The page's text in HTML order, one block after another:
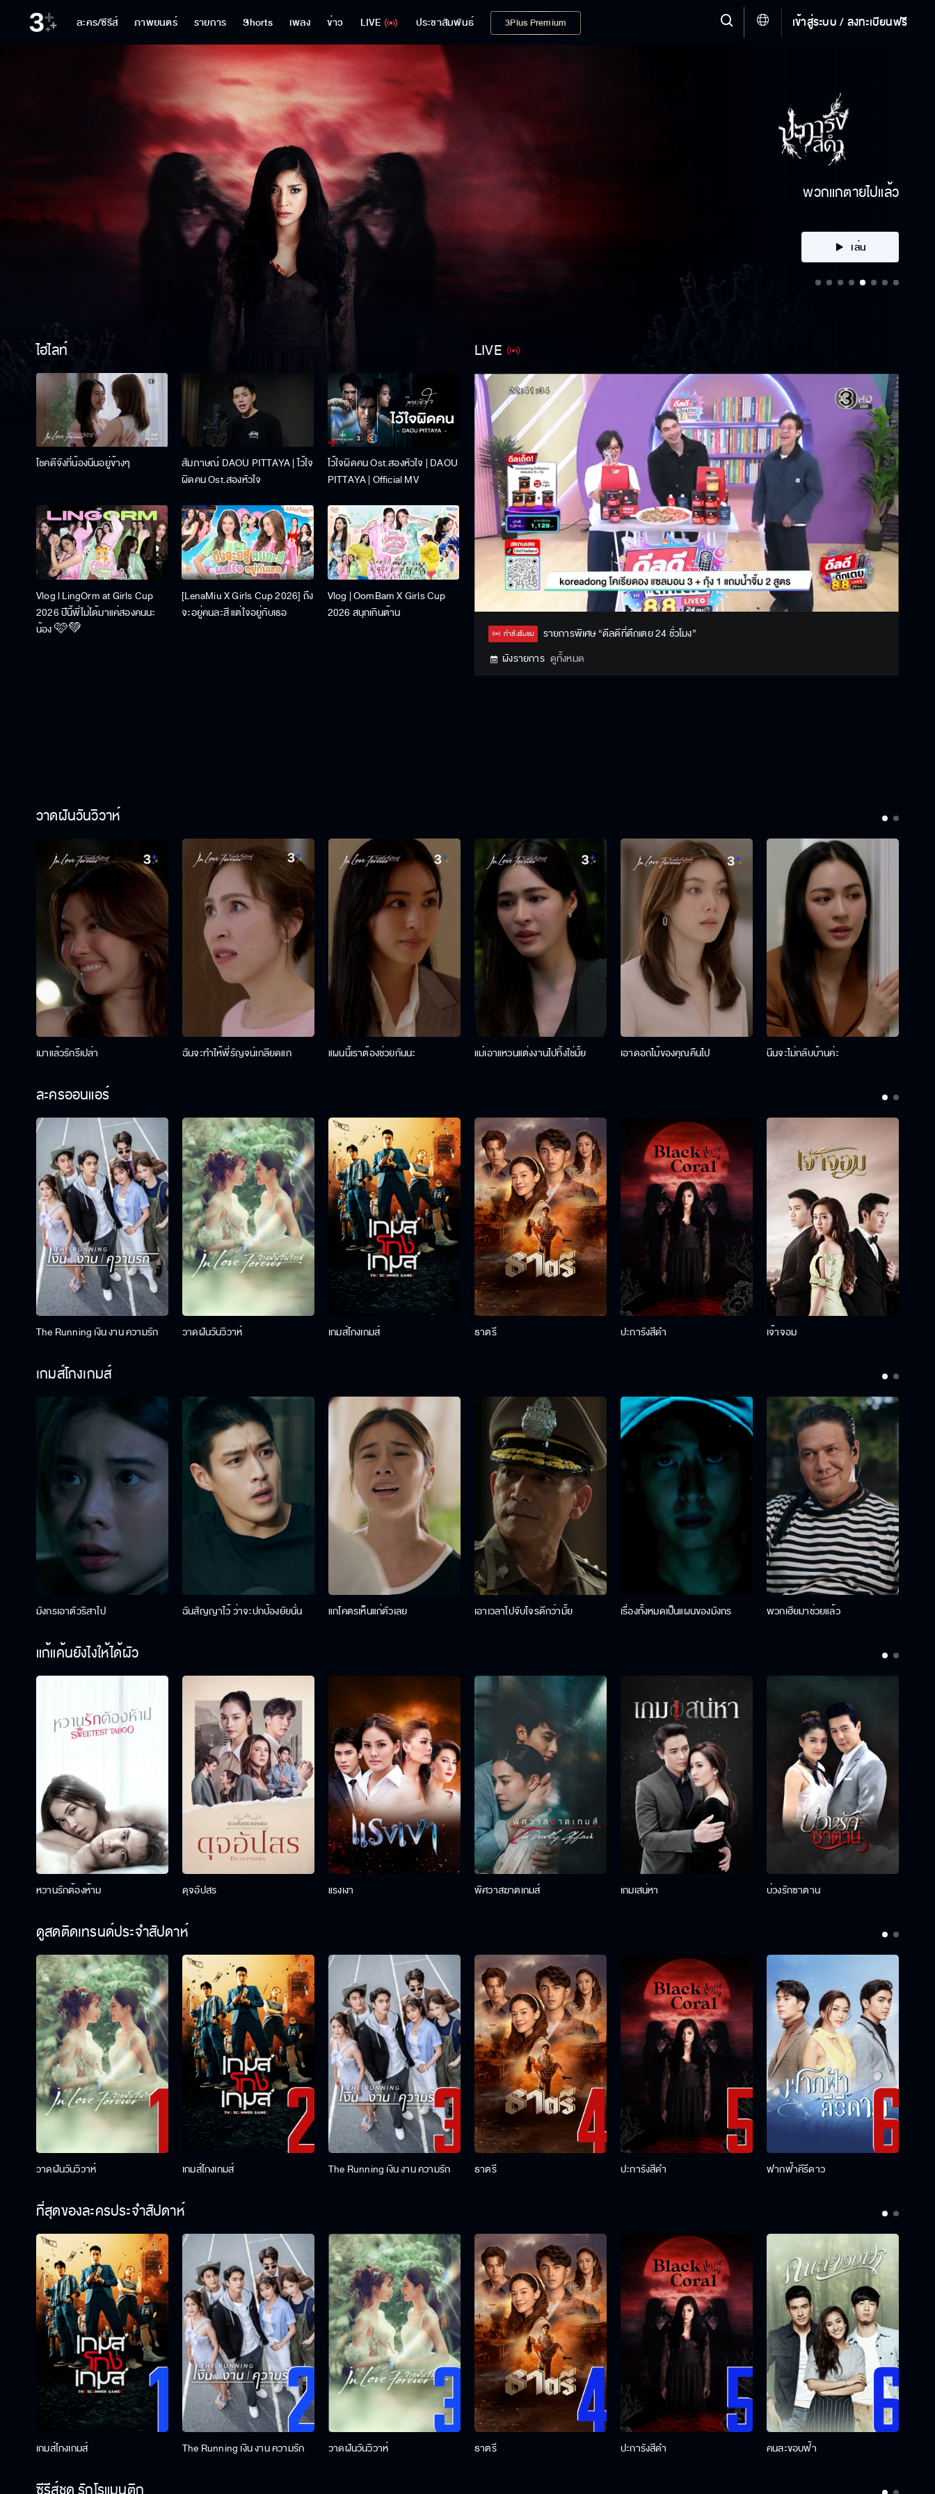
ละคร/ซีรีส์ ภาพยนตร์ รายการ Shorts เพลง ข่าว LIVE ประชาสัมพันธ์ 3Plus Premium เข้าสู่ระบบ / ลงทะเบียนฟรี
ไฮไลท์
โชคดีจังที่น้องนีนอยู่ข้างๆ
สัมภาษณ์ DAOU PITTAYA | ไว้ใจ
ผิดคน Ost.สองหัวใจ
ไว้ใจผิดคน Ost.สองหัวใจ | DAOU
PITTAYA | Official MV
Vlog l LingOrm at Girls Cup
2026 ปีนี้พี่ไม่ได้มาแค่สองคนนะ
น้อง 🩷💚
[LenaMiu X Girls Cup 2026] ถึง
จะอยู่คนละสี แต่ใจอยู่กับเธอ
Vlog | OomBam X Girls Cup
2026 สนุกเกินต้าน
LIVE
Stream
Type
กำลังรับชม
รายการพิเศษ “ดีลดีที่ตึกเตย 24 ชั่วโมง”
ผังรายการ ดูทั้งหมด
วาดฝันวันวิวาห์
เมาแล้วรักรึเปล่า ฉันจะทำให้พี่รัญจน์เกลียดแก แผนนี้เราต้องช่วยกันนะ แม่เอาแหวนแต่งงานไปทิ้งใช่มั้ย เอาดอกไม้ของคุณคืนไป นีนจะไม่กลับบ้านค่ะ
ละครออนแอร์
The Running เงิน งาน ความรัก วาดฝันวันวิวาห์ เกมส์โกงเกมส์ ธาตรี ปะการังสีดำ เจ้าจอม
เกมส์โกงเกมส์
มังกรเอาตัวริสาไป ฉันสัญญาไว้ ว่าจะปกป้องยัยนั่น แกโคตรเห็นแก่ตัวเลย เอาเวลาไปจับโจรดีกว่ามั้ย เรื่องทั้งหมดเป็นแผนของมังกร พวกเฮียมาช่วยแล้ว
แก้แค้นยังไงให้ได้ผัว
หวานรักต้องห้าม ดุจอัปสร แรงเงา พิศวาสฆาตเกมส์ เกมเสน่หา บ่วงรักซาตาน
ดูสดติดเทรนด์ประจำสัปดาห์
วาดฝันวันวิวาห์ เกมส์โกงเกมส์ The Running เงิน งาน ความรัก ธาตรี ปะการังสีดำ ฟากฟ้าคีรีดาว
ที่สุดของละครประจำสัปดาห์
เกมส์โกงเกมส์ The Running เงิน งาน ความรัก วาดฝันวันวิวาห์ ธาตรี ปะการังสีดำ คนละขอบฟ้า